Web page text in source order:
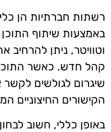
רשתות חברתיות הן
באמצעות שיתוף
וטוויטר, ניתן
קהל חדש. כאשר התוכן
שיגרום לגולשים
הקישורים החיצוניים
באופן כללי, חשוב